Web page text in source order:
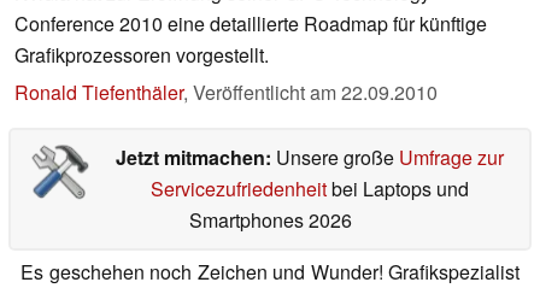
Conference 2010 eine detaillierte Roadmap für künftige
Grafikprozessoren vorgestellt.
Ronald Tiefenthäler, Veröffentlicht am22.09.2010
Jetzt mitmachen: Unsere große Umfrage zur
Servicezufriedenheitbei Laptops und
Smartphones 2026
Es geschehen noch Zeichen und Wunder! Grafikspezialist